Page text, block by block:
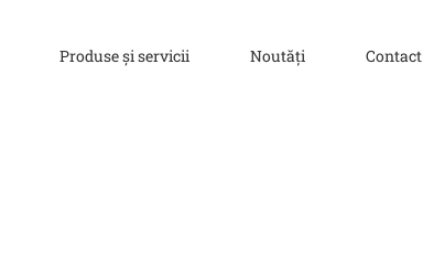
Produse și servicii Noutăți Contact